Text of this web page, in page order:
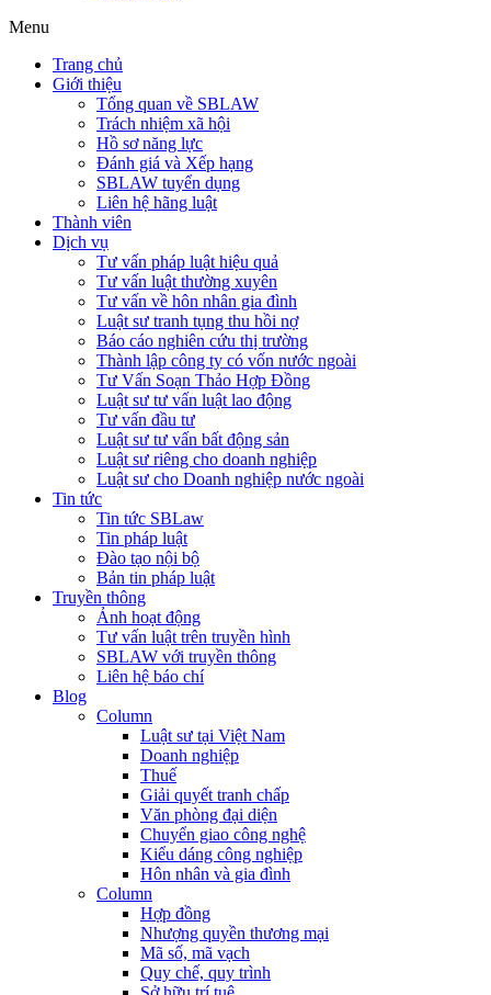
Menu
Trang chủ
Giới thiệu
Tổng quan về SBLAW
Trách nhiệm xã hội
Hồ sơ năng lực
Đánh giá và Xếp hạng
SBLAW tuyển dụng
Liên hệ hãng luật
Thành viên
Dịch vụ
Tư vấn pháp luật hiệu quả
Tư vấn luật thường xuyên
Tư vấn về hôn nhân gia đình
Luật sư tranh tụng thu hồi nợ
Báo cáo nghiên cứu thị trường
Thành lập công ty có vốn nước ngoài
Tư Vấn Soạn Thảo Hợp Đồng
Luật sư tư vấn luật lao động
Tư vấn đầu tư
Luật sư tư vấn bất động sản
Luật sư riêng cho doanh nghiệp
Luật sư cho Doanh nghiệp nước ngoài
Tin tức
Tin tức SBLaw
Tin pháp luật
Đào tạo nội bộ
Bản tin pháp luật
Truyền thông
Ảnh hoạt động
Tư vấn luật trên truyền hình
SBLAW với truyền thông
Liên hệ báo chí
Blog
Column
Luật sư tại Việt Nam
Doanh nghiệp
Thuế
Giải quyết tranh chấp
Văn phòng đại diện
Chuyển giao công nghệ
Kiểu dáng công nghiệp
Hôn nhân và gia đình
Column
Hợp đồng
Nhượng quyền thương mại
Mã số, mã vạch
Quy chế, quy trình